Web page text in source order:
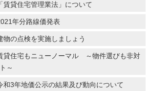
賃貸住宅管理業法」について
年分路線価発表
物の点検を実施しましょう
貸住宅もニューノーマル ～物件選びも非対
～
和3年地価公示の結果及び動向について